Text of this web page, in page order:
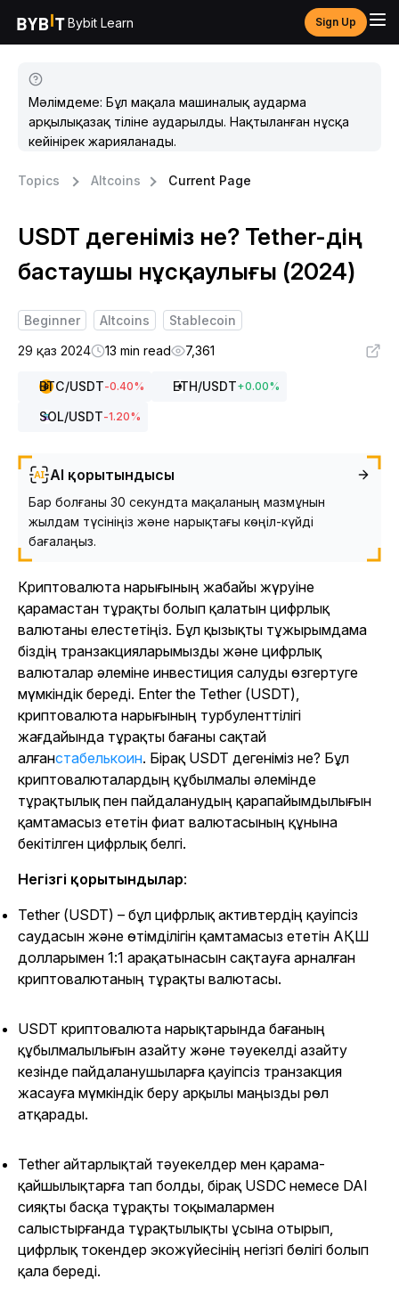
Bybit Learn Sign Up
Мәлімдеме: Бұл мақала машиналық аударма
арқылықазақ тіліне аударылды. Нақтыланған нұсқа
кейінірек жарияланады.
Topics Altcoins Current Page
USDT дегеніміз не? Tether-дің
бастаушы нұсқаулығы (2024)
Beginner Altcoins
Stablecoin
29 қаз 2024
13 min read 7,361
BTC/USDT-0.40% ETH/USDT+0.00%
SOL/USDT-1.20%
AI қорытындысы
Бар болғаны 30 секундта мақаланың мазмұнын
жылдам түсініңіз және нарықтағы көңіл-күйді
бағалаңыз.
Криптовалюта нарығының жабайы жүруіне
қарамастан тұрақты болып қалатын цифрлық
валютаны елестетіңіз. Бұл қызықты тұжырымдама
біздің транзакцияларымызды және цифрлық
валюталар әлеміне инвестиция салуды өзгертуге
мүмкіндік береді. Enter the Tether (USDT),
криптовалюта нарығының турбуленттілігі
жағдайында тұрақты бағаны сақтай
алғанстабелькоин. Бірақ USDT дегеніміз не? Бұл
криптовалюталардың құбылмалы әлемінде
тұрақтылық пен пайдаланудың қарапайымдылығын
қамтамасыз ететін фиат валютасының құнына
бекітілген цифрлық белгі.
Негізгі қорытындылар:
Tether (USDT) – бұл цифрлық активтердің қауіпсіз
саудасын және өтімділігін қамтамасыз ететін АҚШ
долларымен 1:1 арақатынасын сақтауға арналған
криптовалютаның тұрақты валютасы.
USDT криптовалюта нарықтарында бағаның
құбылмалылығын азайту және тәуекелді азайту
кезінде пайдаланушыларға қауіпсіз транзакция
жасауға мүмкіндік беру арқылы маңызды рөл
атқарады.
Tether айтарлықтай тәуекелдер мен қарама-
қайшылықтарға тап болды, бірақ USDC немесе DAI
сияқты басқа тұрақты тоқымалармен
салыстырғанда тұрақтылықты ұсына отырып,
цифрлық токендер экожүйесінің негізгі бөлігі болып
қала береді.